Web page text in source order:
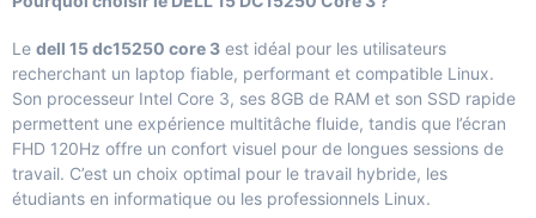
Le dell 15 dc15250 core 3 est idéal pour les utilisateurs
recherchant un laptop fiable, performant et compatible Linux.
Son processeur Intel Core 3, ses 8GB de RAM et son SSD rapide
permettent une expérience multitâche fluide, tandis que l’écran
FHD 120Hz offre un confort visuel pour de longues sessions de
travail. C’est un choix optimal pour le travail hybride, les
étudiants en informatique ou les professionnels Linux.